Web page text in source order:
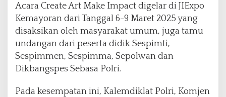
a
s
i
n
g
n
Acara Create Art Make Impact digelar di JIExpo
Kemayoran dari Tanggal 6-9 Maret 2025 yang
disaksikan oleh masyarakat umum, juga tamu
undangan dari peserta didik Sespimti,
Sespimmen, Sespimma, Sepolwan dan
Dikbangspes Sebasa Polri.
Pada kesempatan ini, Kalemdiklat Polri, Komjen